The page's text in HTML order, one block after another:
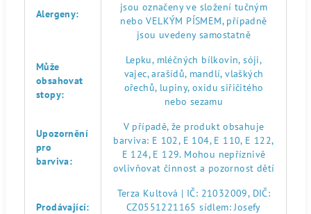
Alergeny:
jsou označeny ve složení tučným
nebo VELKÝM PÍSMEM, případně
jsou uvedeny samostatně
Může
obsahovat
stopy:
Lepku, mléčných bílkovin, sóji,
vajec, arašídů, mandlí, vlaškých
ořechů, lupiny, oxidu siřičitého
nebo sezamu
Upozornění
pro
barviva:
V případě, že produkt obsahuje
barviva: E 102, E 104, E 110, E 122,
E 124, E 129. Mohou nepříznivě
ovlivňovat činnost a pozornost dětí
Prodávající:
Terza Kultová | IČ: 21032009, DIČ:
CZ0551221165 sídlem: Josefy